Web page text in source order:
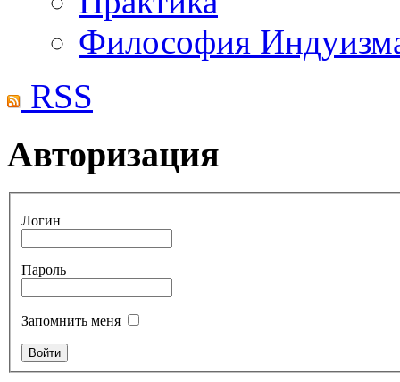
Философия
RSS
Авторизация
Логин
Пароль
Запомнить меня